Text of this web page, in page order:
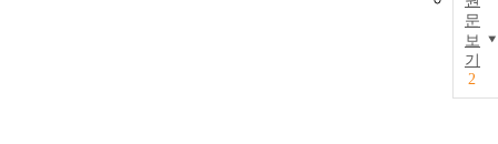
문
보
기
2